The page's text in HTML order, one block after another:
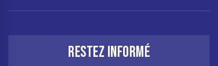
RESTEZ INFORMÉ